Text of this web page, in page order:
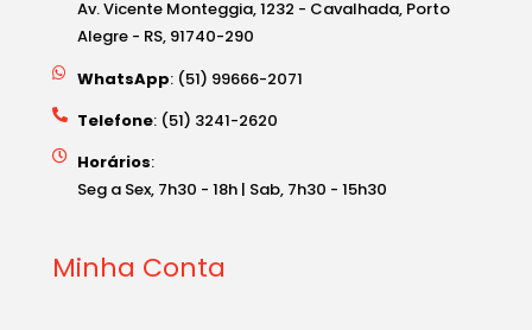
Av. Vicente Monteggia, 1232 - Cavalhada, Porto
Alegre - RS, 91740-290
WhatsApp
: (51) 99666-2071
: (51) 3241-2620
Seg a Sex, 7h30 - 18h | Sab, 7h30 - 15h30
Minha Conta